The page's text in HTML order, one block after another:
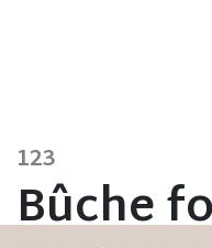
123
Bûche